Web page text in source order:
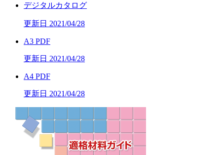
デジタルカタログ
更新日 2021/04/28
A3 PDF
更新日 2021/04/28
A4 PDF
更新日 2021/04/28